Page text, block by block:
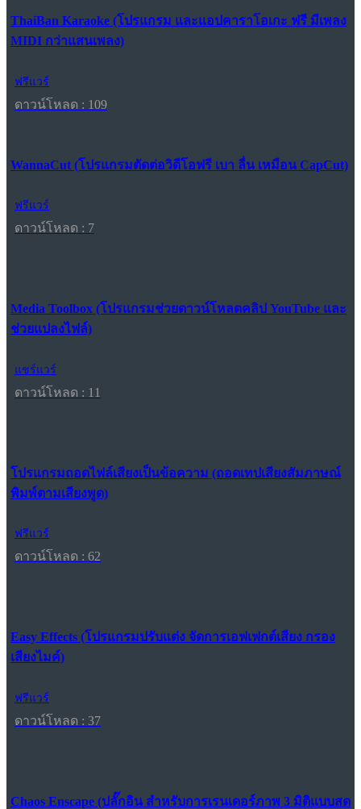
ThaiBan Karaoke (โปรแกรม และแอปคาราโอเกะ ฟรี มีเพลง
MIDI กว่าแสนเพลง)
ฟรีแวร์
ดาวน์โหลด : 109
WannaCut (โปรแกรมตัดต่อวิดีโอฟรี เบา ลื่น เหมือน CapCut)
ฟรีแวร์
ดาวน์โหลด : 7
Media Toolbox (โปรแกรมช่วยดาวน์โหลดคลิป YouTube และ
ช่วยแปลงไฟล์)
แชร์แวร์
ดาวน์โหลด : 11
โปรแกรมถอดไฟล์เสียงเป็นข้อความ (ถอดเทปเสียงสัมภาษณ์
พิมพ์ตามเสียงพูด)
ฟรีแวร์
ดาวน์โหลด : 62
Easy Effects (โปรแกรมปรับแต่ง จัดการเอฟเฟกต์เสียง กรอง
เสียงไมค์)
ฟรีแวร์
ดาวน์โหลด : 37
Chaos Enscape (ปลั๊กอิน สำหรับการเรนเดอร์ภาพ 3 มิติแบบสด